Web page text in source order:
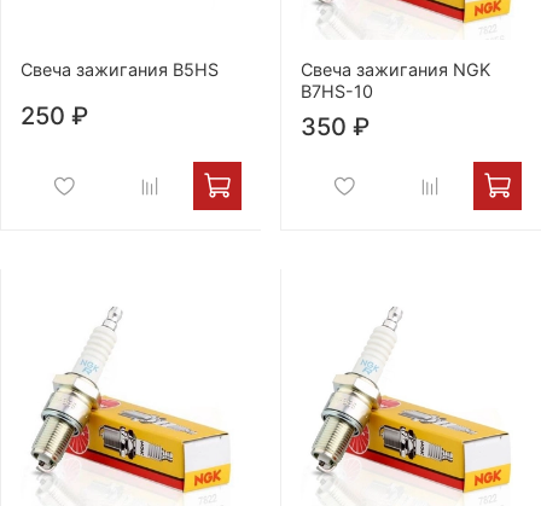
Свеча зажигания B5HS
250 ₽
Свеча зажигания NGK
B7HS-10
350 ₽